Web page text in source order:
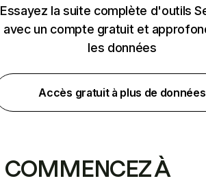
Essayez la suite complète d'outils
avec un compte gratuit et
les données
Accès gratuit à plus de données
COMMENCEZ À